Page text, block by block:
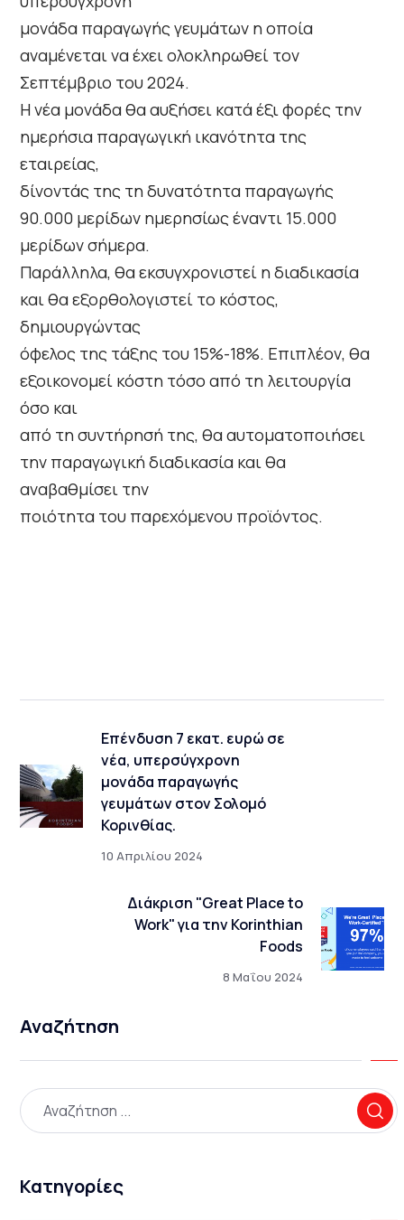
μονάδα παραγωγής γευμάτων η οποία
αναμένεται να έχει ολοκληρωθεί τον
Σεπτέμβριο του 2024.
Η νέα μονάδα θα αυξήσει κατά έξι φορές την
ημερήσια παραγωγική ικανότητα της
εταιρείας,
δίνοντάς της τη δυνατότητα παραγωγής
90.000 μερίδων ημερησίως έναντι 15.000
μερίδων σήμερα.
Παράλληλα, θα εκσυγχρονιστεί η διαδικασία
και θα εξορθολογιστεί το κόστος,
δημιουργώντας
όφελος της τάξης του 15%-18%. Επιπλέον, θα
εξοικονομεί κόστη τόσο από τη λειτουργία
όσο και
από τη συντήρησή της, θα αυτοματοποιήσει
την παραγωγική διαδικασία και θα
αναβαθμίσει την
ποιότητα του παρεχόμενου προϊόντος.
Επένδυση 7 εκατ. ευρώ σε
νέα, υπερσύγχρονη
μονάδα παραγωγής
γευμάτων στον Σολομό
Κορινθίας.
10 Απριλίου 2024
Διάκριση "Great Place to
Work" για την Korinthian
Foods
8 Μαΐου 2024
Αναζήτηση
Κατηγορίες